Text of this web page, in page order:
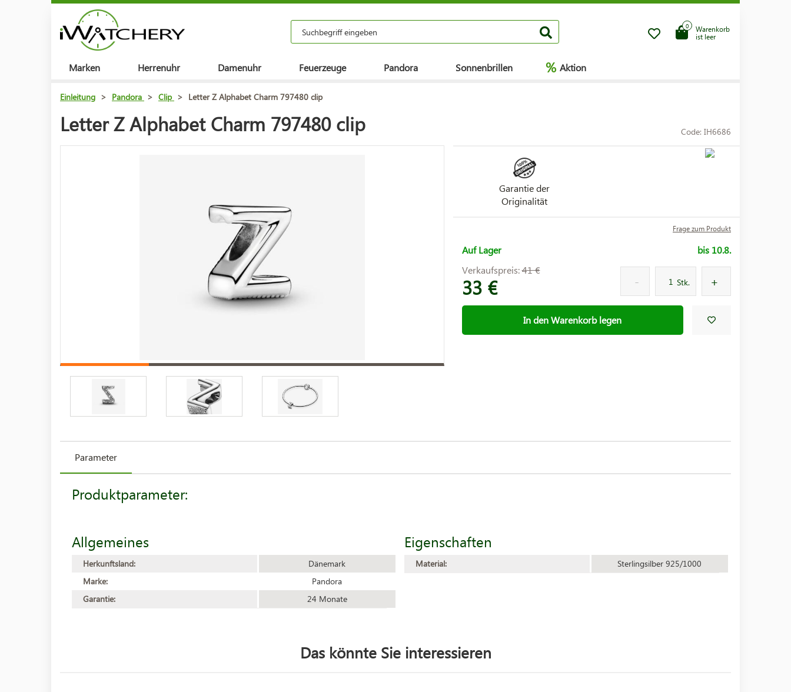
Warenkorb
ist leer
0
Marken Herrenuhr Damenuhr Feuerzeuge Pandora Sonnenbrillen % Aktion
Einleitung > Pandora > Clip > Letter Z Alphabet Charm 797480 clip
Letter Z Alphabet Charm 797480 clip Code: IH6686
Garantie der
Originalität
Frage zum Produkt
Auf Lager
bis 10.8.
Verkaufspreis:41 €
33 € Stk.
In den Warenkorb legen
Parameter
Produktparameter:
Allgemeines
Herkunftsland:
Dänemark
Marke:
Pandora
Garantie:
24 Monate
Eigenschaften
Material: Sterlingsilber 925/1000
Das könnte Sie interessieren